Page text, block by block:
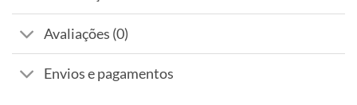
Avaliações (0)
Envios e pagamentos